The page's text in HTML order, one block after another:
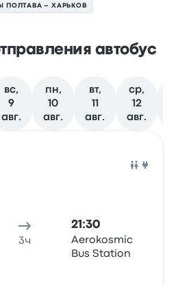
ПОЛТАВА – ХАРЬКОВ
автобус
вс,
9
авг.
пн,
10
авг.
вт,
11
авг.
ср,
12
авг.
3ч
21:30
Aerokosmic
Bus Station